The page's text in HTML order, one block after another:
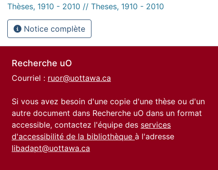
Thèses, 1910 - 2010 // Theses, 1910 - 2010
Notice complète
Recherche uO
Courriel : ruor@uottawa.ca
Si vous avez besoin d'une copie d'une thèse ou d'un
autre document dans Recherche uO dans un format
accessible, contactez l'équipe des services
d'accessibilité de la bibliothèque à l'adresse
libadapt@uottawa.ca